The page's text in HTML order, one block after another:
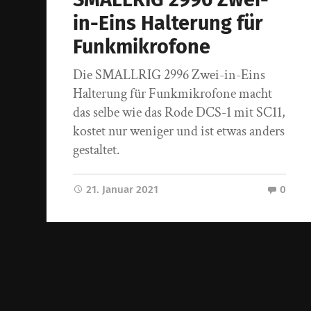
in-Eins Halterung für
Funkmikrofone
Die SMALLRIG 2996 Zwei-in-Eins
Halterung für Funkmikrofone macht
das selbe wie das Rode DCS-1 mit SC11,
kostet nur weniger und ist etwas anders
gestaltet.
21. Januar 2021 0